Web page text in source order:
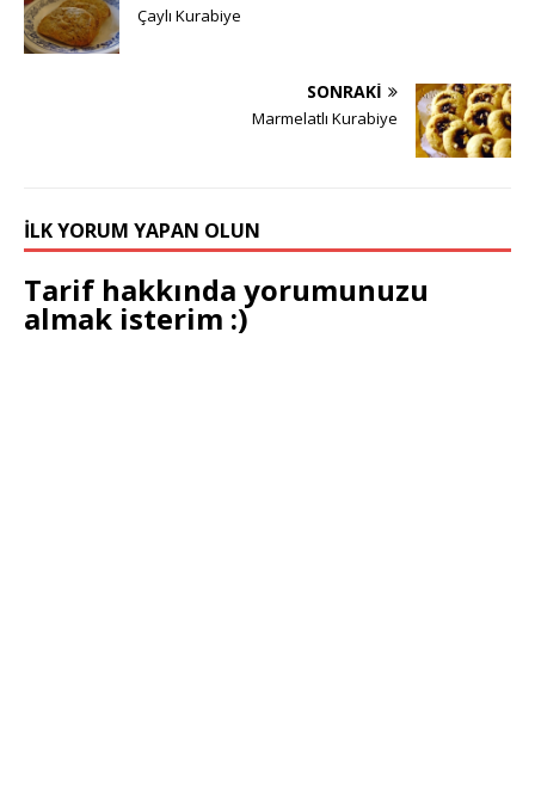
Çaylı Kurabiye
SONRAKI
Marmelatlı Kurabiye
İLK YORUM YAPAN OLUN
Tarif hakkında yorumunuzu
almak isterim :)